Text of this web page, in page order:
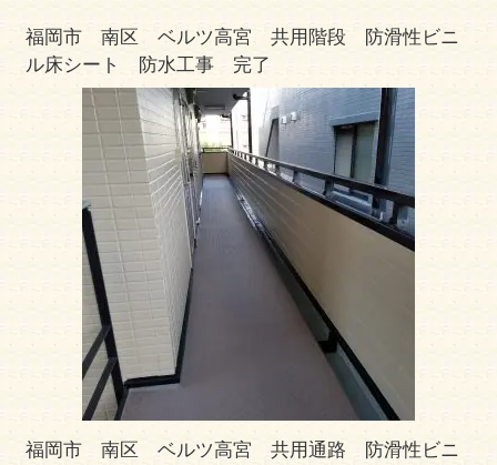
福岡市 南区 ベルツ高宮 共用階段 防滑性ビニ
ル床シート 防水工事 完了
福岡市 南区 ベルツ高宮 共用通路 防滑性ビニ